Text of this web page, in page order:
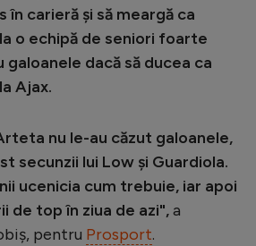
în carieră și să meargă ca
o echipă de seniori foarte
galoanele dacă să ducea ca
Ajax.
nu le-au căzut galoanele,
secunzii lui Low și Guardiola.
ucenicia cum trebuie, iar apoi
de top în ziua de azi",a
pentru Prosport.